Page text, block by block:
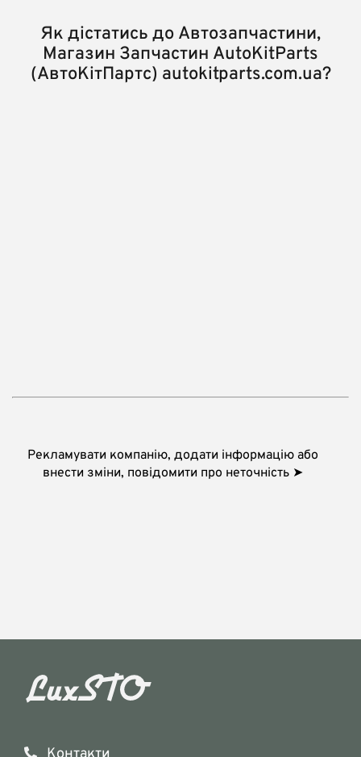
Як дістатись до Автозапчастини,
Магазин Запчастин AutoKitParts
(АвтоКітПартс) autokitparts.com.ua?
Рекламувати компанію, додати інформацію або
внести зміни, повідомити про неточність ➤